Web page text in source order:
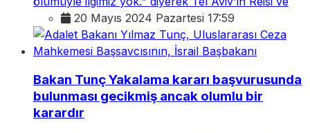
20 Mayıs 2024 Pazartesi 17:59
Bakan Tunç Yakalama kararı başvurusunda
bulunması gecikmiş ancak olumlu bir
karardır